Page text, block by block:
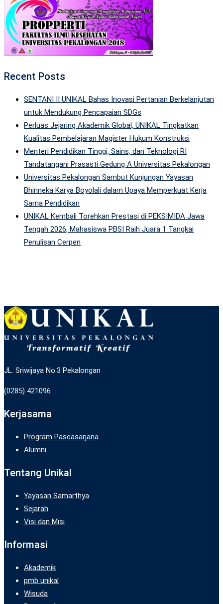
Recent Posts
SENTANI II UNIKAL Bahas Inovasi Pertanian Berkelanjutan
untuk Mendukung Pencapaian SDGs
Perluas Jejaring Akademik Global, UNIKAL Tingkatkan
Kualitas Pembelajaran Magister Hukum Konstruksi
Menteri Pendidikan Tinggi, Sains, dan Teknologi RI
Tandatangani Prasasti Gedung A Universitas Pekalongan
Universitas Pekalongan Sambut Kunjungan Yayasan
Bhinneka Karya Boyolali dalam Upaya Memperkuat Kerja
Sama Pendidikan
UNIKAL Kembali Torehkan Prestasi di PEKSIMIDA Jawa
Tengah 2026, Mahasiswa PBSI Raih Juara 1 Tangkai
Penulisan Cerpen
JL. Sriwijaya No.3 Pekalongan
(0285) 421096
Kerjasama
Program Pascasarjana
Alumni
Tentang Unikal
Yayasan Samarthya
Sejarah
Visi dan Misi
Informasi
Akademik
pmb unikal
Wisuda